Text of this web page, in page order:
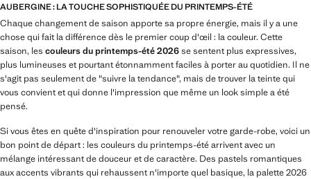
AUBERGINE : LA TOUCHE SOPHISTIQUÉE DU PRINTEMPS-ÉTÉ
Chaque changement de saison apporte sa propre énergie, mais il y a une
chose qui fait la différence dès le premier coup d'œil : la couleur. Cette
saison, les couleurs du printemps-été 2026se sentent plus expressives,
plus lumineuses et pourtant étonnamment faciles à porter au quotidien. Il ne
s'agit pas seulement de "suivre la tendance", mais de trouver la teinte qui
vous convient et qui donne l'impression que même un look simple a été
pensé.
Si vous êtes en quête d'inspiration pour renouveler votre garde-robe, voici un
bon point de départ : les couleurs du printemps-été arrivent avec un
mélange intéressant de douceur et de caractère. Des pastels romantiques
aux accents vibrants qui rehaussent n'importe quel basique, la palette 2026